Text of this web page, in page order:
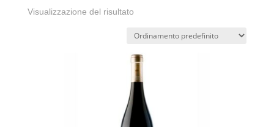
Visualizzazione del risultato